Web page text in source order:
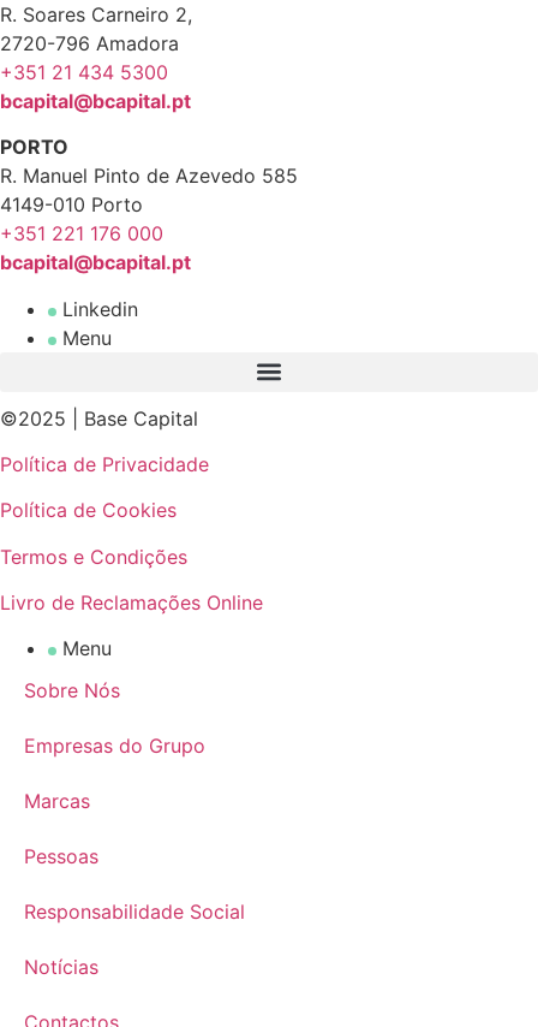
R. Soares Carneiro 2,
2720-796 Amadora
+351 21 434 5300
bcapital@bcapital.pt
PORTO
R. Manuel Pinto de Azevedo 585
4149-010 Porto
+351 221 176 000
bcapital@bcapital.pt
Linkedin
Menu
©2025 | Base Capital
Política de Privacidade
Política de Cookies
Termos e Condições
Livro de Reclamações Online
Menu
Sobre Nós
Empresas do Grupo
Marcas
Pessoas
Responsabilidade Social
Notícias